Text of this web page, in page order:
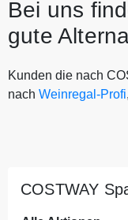
Bei uns
gute
Kunden die nach
nach Weinregal-Profi,
COSTWAY